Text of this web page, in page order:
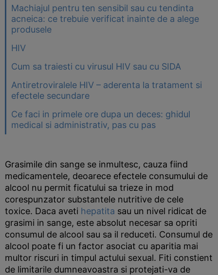
Machiajul pentru ten sensibil sau cu tendinta
acneica: ce trebuie verificat inainte de a alege
produsele
HIV
Cum sa traiesti cu virusul HIV sau cu SIDA
Antiretroviralele HIV – aderenta la tratament si
efectele secundare
Ce faci in primele ore dupa un deces: ghidul
medical si administrativ, pas cu pas
Grasimile din sange se inmultesc, cauza fiind
medicamentele, deoarece efectele consumului de
alcool nu permit ficatului sa trieze in mod
corespunzator substantele nutritive de cele
toxice. Daca aveti hepatita sau un nivel ridicat de
grasimi in sange, este absolut necesar sa opriti
consumul de alcool sau sa il reduceti. Consumul de
alcool poate fi un factor asociat cu aparitia mai
multor riscuri in timpul actului sexual. Fiti constient
de limitarile dumneavoastra si protejati-va de